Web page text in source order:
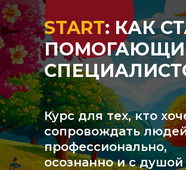
START: КАК
Курс для тех, кто
сопровождать
профессионально,
осознанно и с душой